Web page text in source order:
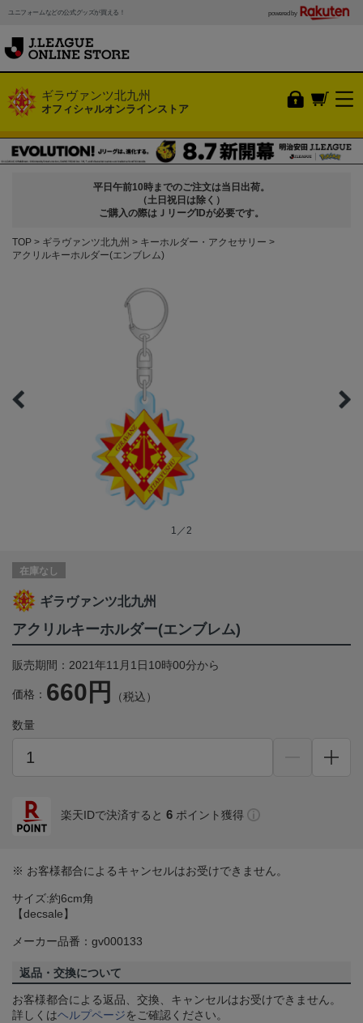
ユニフォームなどの公式グッズが買える！ powered by
ギラヴァンツ北九州
オフィシャルオンラインストア
平日午前10時までのご注文は当日出荷。
（土日祝日は除く）
ご購入の際はＪリーグIDが必要です。
TOP ギラヴァンツ北九州
キーホルダー・アクセサリー
アクリルキーホルダー(エンブレム)
1／2
在庫なし
ギラヴァンツ北九州
アクリルキーホルダー(エンブレム)
販売期間：2021年11月1日10時00分から
価格： 660円 （税込）
数量
楽天IDで決済すると 6 ポイント獲得
※ お客様都合によるキャンセルはお受けできません。
サイズ:約6cm角
【decsale】
メーカー品番：gv000133
返品・交換について
お客様都合による返品、交換、キャンセルはお受けできません。
詳しくはヘルプページをご確認ください。